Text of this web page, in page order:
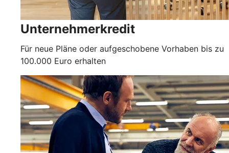
Unternehmerkredit
Für neue Pläne oder aufgeschobene Vorhaben bis zu
100.000 Euro erhalten